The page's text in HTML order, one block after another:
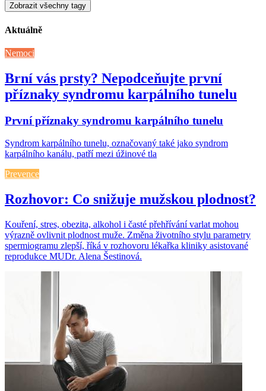
Zobrazit všechny tagy
Aktuálně
Nemoci
Brní vás prsty? Nepodceňujte první
příznaky syndromu karpálního tunelu
První příznaky syndromu karpálního tunelu
Syndrom karpálního tunelu, označovaný také jako syndrom
karpálního kanálu, patří mezi úžinové tla
Prevence
Rozhovor: Co snižuje mužskou plodnost?
Kouření, stres, obezita, alkohol i časté přehřívání varlat mohou
výrazně ovlivnit plodnost muže. Změna životního stylu parametry
spermiogramu zlepší, říká v rozhovoru lékařka kliniky asistované
reprodukce MUDr. Alena Šestinová.